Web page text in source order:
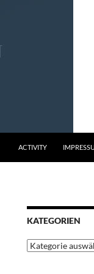
ACTIVITY
KATEGORIEN
Kategorien